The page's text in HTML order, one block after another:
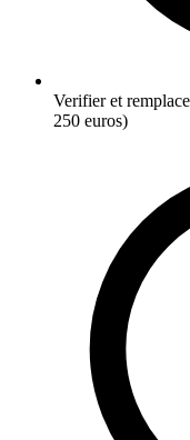
Verifier et
250 euros)